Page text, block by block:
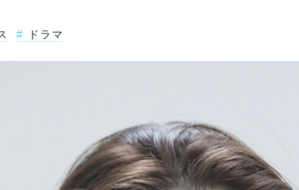
ドラマ